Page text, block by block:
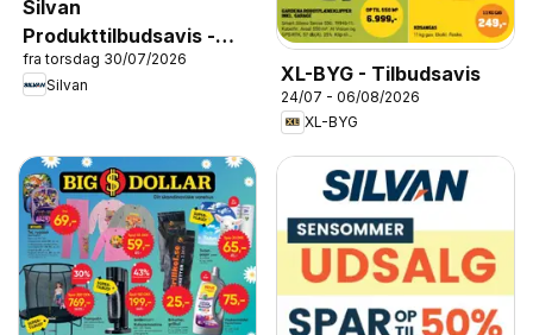
Silvan
Produkttilbudsavis -
Opbevaring
fra torsdag 30/07/2026
Silvan
XL-BYG - Tilbudsavis
24/07 - 06/08/2026
XL-BYG